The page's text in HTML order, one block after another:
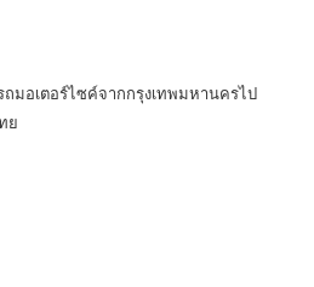
ถมอเตอร์ไซค์จากกรุงเทพมหานครไป
ย